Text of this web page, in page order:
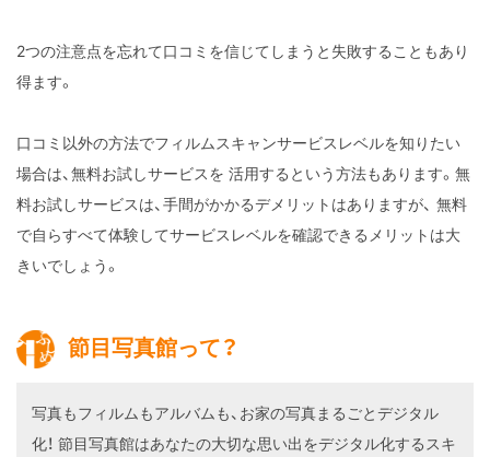
2つの注意点を忘れて口コミを信じてしまうと失敗することもあり
得ます。
口コミ以外の方法でフィルムスキャンサービスレベルを知りたい
場合は、無料お試しサービスを 活用するという方法もあります。無
料お試しサービスは、手間がかかるデメリットはありますが、 無料
で自らすべて体験してサービスレベルを確認できるメリットは大
きいでしょう。
節目写真館って？
写真もフィルムもアルバムも、お家の写真まるごとデジタル
化！ 節目写真館はあなたの大切な思い出をデジタル化するスキ